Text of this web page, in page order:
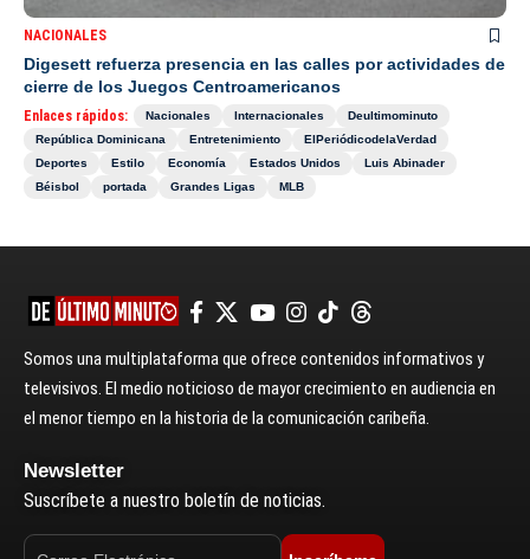
NACIONALES
Digesett refuerza presencia en las calles por actividades de
cierre de los Juegos Centroamericanos
Enlaces rápidos: Nacionales Internacionales
Deultimominuto
República Dominicana
Entretenimiento
ElPeriódicodelaVerdad
Deportes
Estilo Economía Estados Unidos
Luis Abinader
Béisbol
portada Grandes Ligas MLB
Somos una multiplataforma que ofrece contenidos informativos y
televisivos. El medio noticioso de mayor crecimiento en audiencia en
el menor tiempo en la historia de la comunicación caribeña.
Newsletter
Suscríbete a nuestro boletín de noticias.